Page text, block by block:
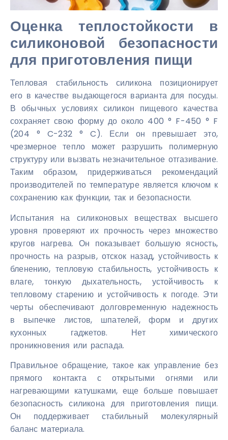
Оценка теплостойкости в
силиконовой безопасности
для приготовления пищи
Тепловая стабильность силикона позиционирует
его в качестве выдающегося варианта для посуды.
В обычных условиях силикон пищевого качества
сохраняет свою форму до около 400 ° F-450 ° F
(204 ° C-232 ° C). Если он превышает это,
чрезмерное тепло может разрушить полимерную
структуру или вызвать незначительное отгазивание.
Таким образом, придерживаться рекомендаций
производителей по температуре является ключом к
сохранению как функции, так и безопасности.
Испытания на силиконовых веществах высшего
уровня проверяют их прочность через множество
кругов нагрева. Он показывает большую ясность,
прочность на разрыв, отскок назад, устойчивость к
бленению, тепловую стабильность, устойчивость к
влаге, тонкую дыхательность, устойчивость к
тепловому старению и устойчивость к погоде. Эти
черты обеспечивают долговременную надежность
в выпечке листов, шпателей, форм и других
кухонных гаджетов. Нет химического
проникновения или распада.
Правильное обращение, такое как управление без
прямого контакта с открытыми огнями или
нагревающими катушками, еще больше повышает
безопасность силикона для приготовления пищи.
Он поддерживает стабильный молекулярный
баланс материала.